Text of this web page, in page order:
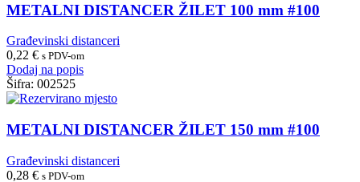
METALNI DISTANCER ŽILET 100 mm #100
Građevinski distanceri
0,22 € s PDV-om
Dodaj na popis
Šifra: 002525
METALNI DISTANCER ŽILET 150 mm #100
Građevinski distanceri
0,28 € s PDV-om